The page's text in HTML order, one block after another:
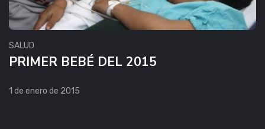
SALUD
PRIMER BEBÉ DEL 2015
1 de enero de 2015